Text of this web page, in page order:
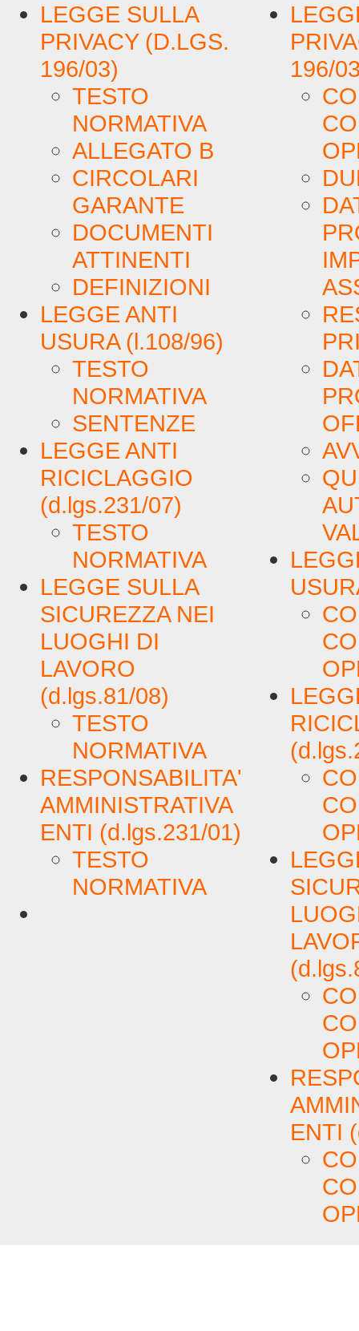
LEGGE SULLA
PRIVACY (D.LGS.
196/03)
TESTO
NORMATIVA
ALLEGATO B
CIRCOLARI
GARANTE
DOCUMENTI
ATTINENTI
DEFINIZIONI
LEGGE ANTI
USURA (l.108/96)
TESTO
NORMATIVA
SENTENZE
LEGGE ANTI
RICICLAGGIO
(d.lgs.231/07)
TESTO
NORMATIVA
LEGGE SULLA
SICUREZZA NEI
LUOGHI DI
LAVORO
(d.lgs.81/08)
TESTO
NORMATIVA
RESPONSABILITA'
AMMINISTRATIVA
ENTI (d.lgs.231/01)
TESTO
NORMATIVA
196/
ENTI